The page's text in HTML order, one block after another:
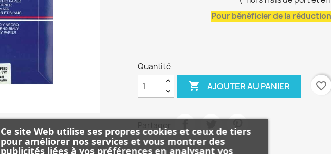
Ce site Web utilise ses propres cookies et ceux de tiers
pour améliorer nos services et vous montrer des
publicités liées à vos préférences en analysant vos
Pour bénéficier de la
Quantité
 AJOUTER AU PANIER favorite_border
Partager